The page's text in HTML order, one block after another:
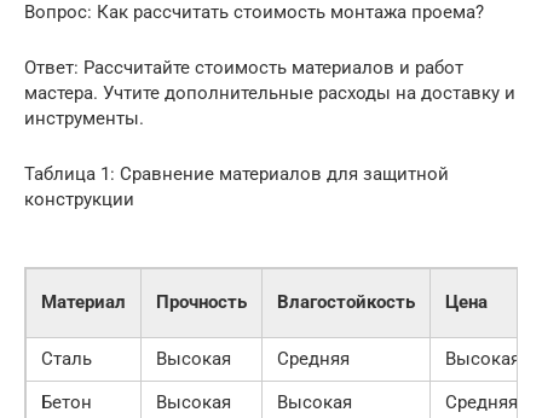
Вопрос: Как рассчитать стоимость монтажа проема?
Ответ: Рассчитайте стоимость материалов и работ
мастера. Учтите дополнительные расходы на доставку и
инструменты.
Таблица 1: Сравнение материалов для защитной
конструкции
Материал Прочность Влагостойкость Цена
Сталь Высокая Средняя
Высокая
Бетон
Высокая Высокая
Средняя